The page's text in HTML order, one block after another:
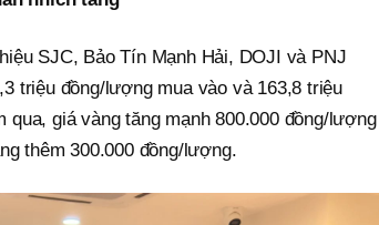
SJC, Bảo Tín Mạnh Hải, DOJI và PNJ
triệu đồng/lượng mua vào và 163,8 triệu
giá vàng tăng mạnh 800.000 đồng/lượng
thêm 300.000 đồng/lượng.